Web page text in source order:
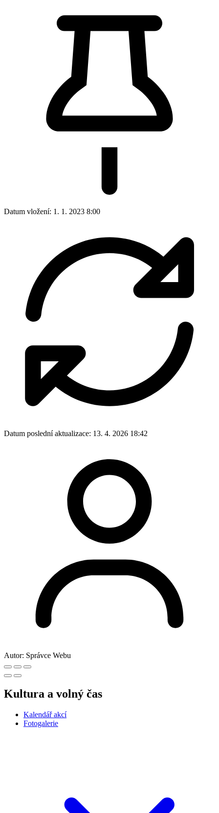
Datum vložení: 1. 1. 2023 8:00
Datum poslední aktualizace: 13. 4. 2026 18:42
Autor: Správce Webu
Kultura a volný čas
Kalendář akcí
Fotogalerie